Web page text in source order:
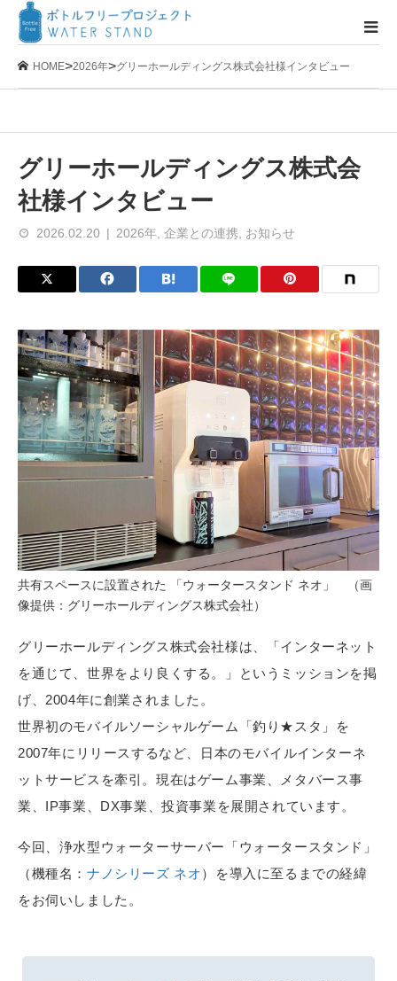
HOME>2026年>グリーホールディングス株式会社様インタビュー
グリーホールディングス株式会
社様インタビュー
2026.02.20 2026年 企業との連携 お知らせ
共有スペースに設置された 「ウォータースタンド ネオ」 （画
像提供：グリーホールディングス株式会社）
グリーホールディングス株式会社様は、「インターネット
を通じて、世界をより良くする。」というミッションを掲
げ、2004年に創業されました。
世界初のモバイルソーシャルゲーム「釣り★スタ」を
2007年にリリースするなど、日本のモバイルインターネ
ットサービスを牽引。現在はゲーム事業、メタバース事
業、IP事業、DX事業、投資事業を展開されています。
今回、浄水型ウォーターサーバー「ウォータースタンド」
（機種名： ナノシリーズ ネオ）を導入に至るまでの経緯
をお伺いしました。